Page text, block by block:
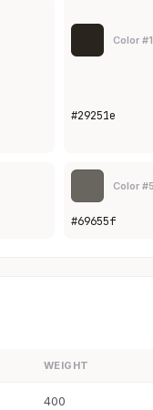
Color #1
#29251e
Color #5
#69655f
WEIGHT
400